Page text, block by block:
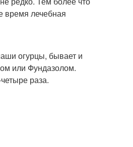
время лечебная
огурцы, бывает и
или Фундазолом.
раза.